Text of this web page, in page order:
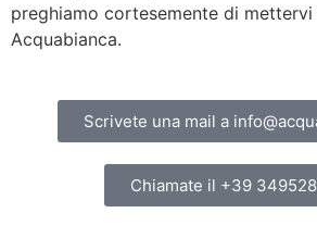
preghiamo cortesemente di
Acquabianca.
Scrivete una mail a
Chiamate il +39